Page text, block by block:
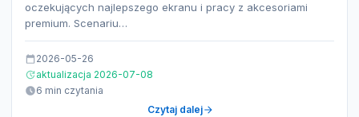
oczekujących najlepszego ekranu i pracy z akcesoriami
premium. Scenariu…
2026-05-26
aktualizacja 2026-07-08
6 min czytania
Czytaj dalej